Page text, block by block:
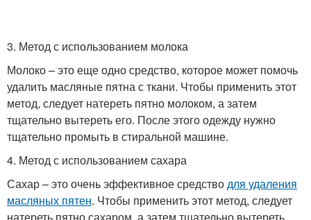
3. Метод с использованием молока
Молоко – это еще одно средство, которое может помочь
удалить масляные пятна с ткани. Чтобы применить этот
метод, следует натереть пятно молоком, а затем
тщательно вытереть его. После этого одежду нужно
тщательно промыть в стиральной машине.
4. Метод с использованием сахара
Сахар – это очень эффективное средстводля удаления
масляных пятен. Чтобы применить этот метод, следует